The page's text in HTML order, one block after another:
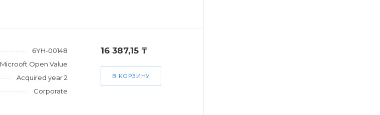
6YH-00148
Microoft Open Value
Acquired year 2
Corporate
16 387,15 ₸
В КОРЗИНУ